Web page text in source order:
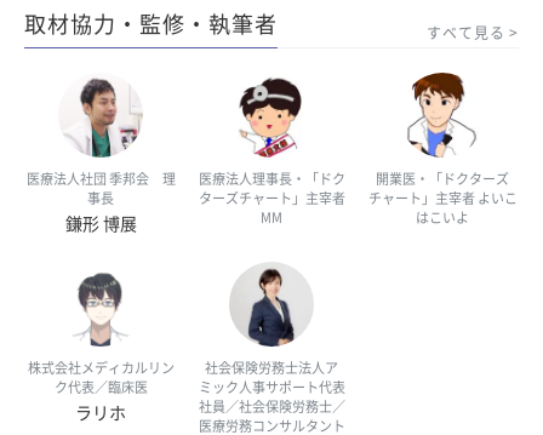
取材協力・監修・執筆者 すべて見る
医療法人社団 季邦会 理
事長
鎌形 博展
医療法人理事長・「ドク
ターズチャート」主宰者
MM
開業医・「ドクターズ
チャート」主宰者 よいこ
はこいよ
株式会社メディカルリン
ク代表／臨床医
ラリホ
社会保険労務士法人ア
ミック人事サポート代表
社員／社会保険労務士／
医療労務コンサルタント